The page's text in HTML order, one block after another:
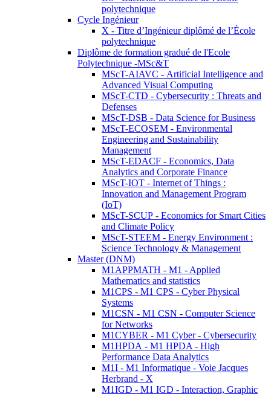
polytechnique
Cycle Ingénieur
X - Titre d’Ingénieur diplômé de l’École
polytechnique
Diplôme de formation gradué de l'Ecole
Polytechnique -MSc&T
MScT-AIAVC - Artificial Intelligence and
Advanced Visual Computing
MScT-CTD - Cybersecurity : Threats and
Defenses
MScT-DSB - Data Science for Business
MScT-ECOSEM - Environmental
Engineering and Sustainability
Management
MScT-EDACF - Economics, Data
Analytics and Corporate Finance
MScT-IOT - Internet of Things :
Innovation and Management Program
(IoT)
MScT-SCUP - Economics for Smart Cities
and Climate Policy
MScT-STEEM - Energy Environment :
Science Technology & Management
Master (DNM)
M1APPMATH - M1 - Applied
Mathematics and statistics
M1CPS - M1 CPS - Cyber Physical
Systems
M1CSN - M1 CSN - Computer Science
for Networks
M1CYBER - M1 Cyber - Cybersecurity
M1HPDA - M1 HPDA - High
Performance Data Analytics
M1I - M1 Informatique - Voie Jacques
Herbrand - X
M1IGD - M1 IGD - Interaction, Graphic